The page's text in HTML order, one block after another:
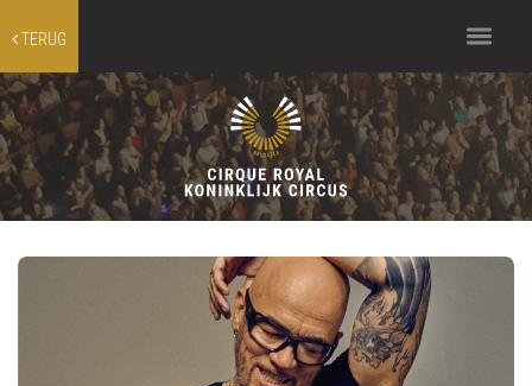
TERUG
Toggle
navigation